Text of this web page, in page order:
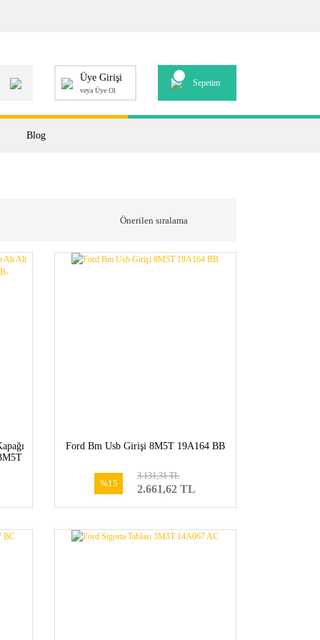
Üye Girişi
veya Üye Ol
Sepetim
Blog
Ford Bm Usb Girişi 8M5T 19A164 BB
%15 2.661,62 TL
3.131,31 TL